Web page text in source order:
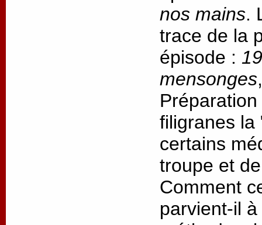
nos mains.
trace de la
épisode :
mensonges
filigranes la
certains
troupe et
Comment
parvient-il